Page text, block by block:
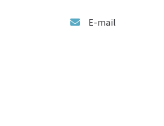
E-mail